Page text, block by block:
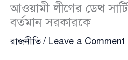
আওয়ামী লীগের ডেথ
বর্তমান সরকারকে
রাজনীতি/ Leave a Comment